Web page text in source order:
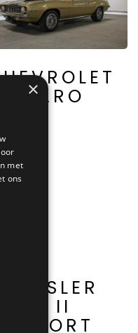
II
×
met
ons